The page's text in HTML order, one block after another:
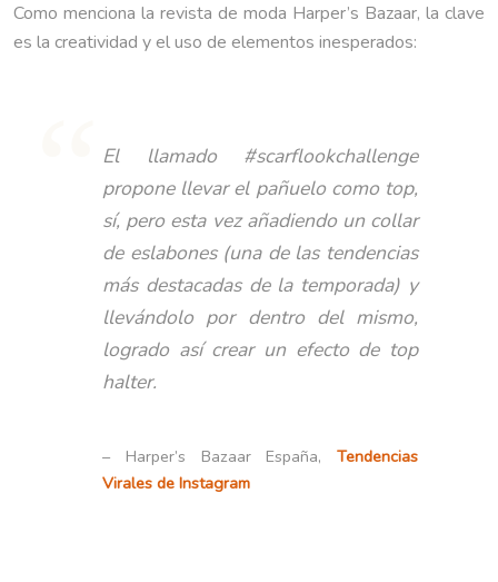
Como menciona la revista de moda Harper’s Bazaar, la clave
es la creatividad y el uso de elementos inesperados:
El llamado #scarflookchallenge
propone llevar el pañuelo como top,
sí, pero esta vez añadiendo un collar
de eslabones (una de las tendencias
más destacadas de la temporada) y
llevándolo por dentro del mismo,
logrado así crear un efecto de top
halter.
– Harper’s Bazaar España, Tendencias
Virales de Instagram